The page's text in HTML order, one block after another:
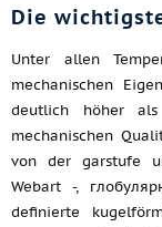
Die
Unter allen
mechanischen
deutlich höher
mechanischen
von der garstufe
Webart -,
definierte